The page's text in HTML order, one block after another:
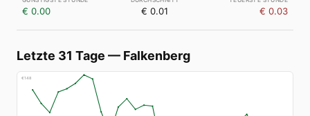
€ 0.00 € 0.01 € 0.03
Letzte 31 Tage — Falkenberg
€148